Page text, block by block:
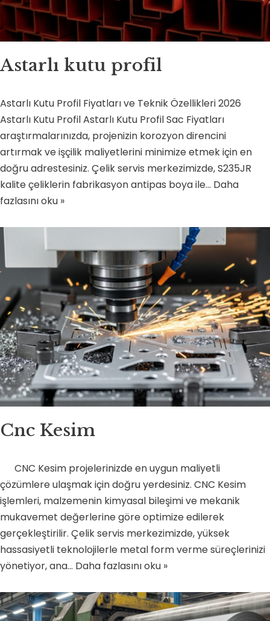
Astarlı kutu profil
Astarlı Kutu Profil Fiyatları ve Teknik Özellikleri 2026
Astarlı Kutu Profil Astarlı Kutu Profil Sac Fiyatları
araştırmalarınızda, projenizin korozyon direncini
artırmak ve işçilik maliyetlerini minimize etmek için en
doğru adrestesiniz. Çelik servis merkezimizde, S235JR
kalite çeliklerin fabrikasyon antipas boya ile… Daha
fazlasını oku »
Cnc Kesim
CNC Kesim projelerinizde en uygun maliyetli
çözümlere ulaşmak için doğru yerdesiniz. CNC Kesim
işlemleri, malzemenin kimyasal bileşimi ve mekanik
mukavemet değerlerine göre optimize edilerek
gerçekleştirilir. Çelik servis merkezimizde, yüksek
hassasiyetli teknolojilerle metal form verme süreçlerinizi
yönetiyor, ana… Daha fazlasını oku »